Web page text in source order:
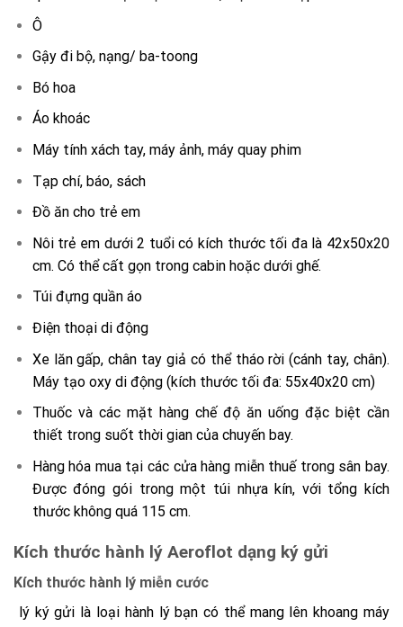
Ô
Gậy đi bộ, nạng/ ba-toong
Bó hoa
Áo khoác
Máy tính xách tay, máy ảnh, máy quay phim
Tạp chí, báo, sách
Đồ ăn cho trẻ em
Nôi trẻ em dưới 2 tuổi có kích thước tối đa là 42x50x20
cm. Có thể cất gọn trong cabin hoặc dưới ghế.
Túi đựng quần áo
Điện thoại di động
Xe lăn gấp, chân tay giả có thể tháo rời (cánh tay, chân).
Máy tạo oxy di động (kích thước tối đa: 55x40x20 cm)
Thuốc và các mặt hàng chế độ ăn uống đặc biệt cần
thiết trong suốt thời gian của chuyến bay.
Hàng hóa mua tại các cửa hàng miễn thuế trong sân bay.
Được đóng gói trong một túi nhựa kín, với tổng kích
thước không quá 115 cm.
Kích thước hành lý Aeroflot dạng ký gửi
Kích thước hành lý miễn cước
lý ký gửi là loại hành lý bạn có thể mang lên khoang máy